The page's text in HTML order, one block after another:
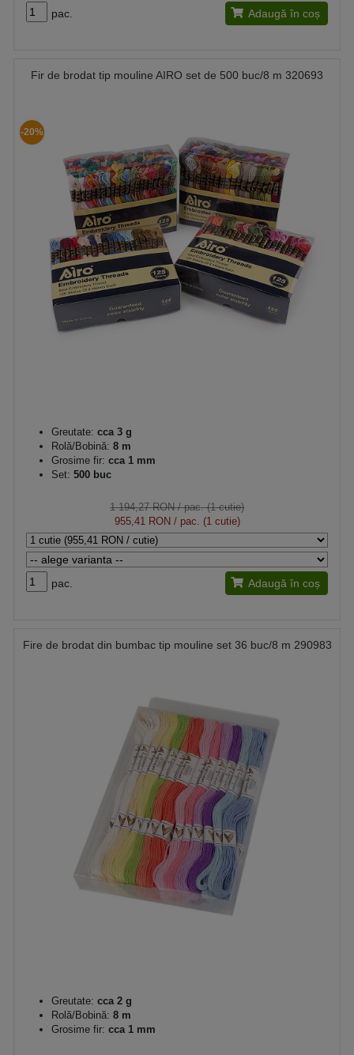
pac. Adaugă în coș
Fir de brodat tip mouline AIRO set de 500 buc/8 m 320693
-20%
Greutate: cca 3 g
Rolă/Bobină: 8 m
Grosime fir: cca 1 mm
Set: 500 buc
1 194,27 RON/ pac. (1 cutie)
955,41 RON/ pac. (1 cutie)
pac. Adaugă în coș
Fire de brodat din bumbac tip mouline set 36 buc/8 m 290983
Greutate: cca 2 g
Rolă/Bobină: 8 m
Grosime fir: cca 1 mm